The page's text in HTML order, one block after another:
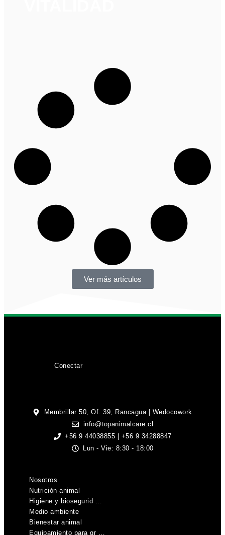
Ver más artículos
Conectar
Membrillar 50, Of. 39, Rancagua | Wedocowork
info@topanimalcare.cl
+56 9 44038855 | +56 9 34288847
Lun - Vie: 8:30 - 18:00
Nosotros
Nutrición animal
Higiene y biosegurid …
Medio ambiente
Bienestar animal
Equipamiento para gr …